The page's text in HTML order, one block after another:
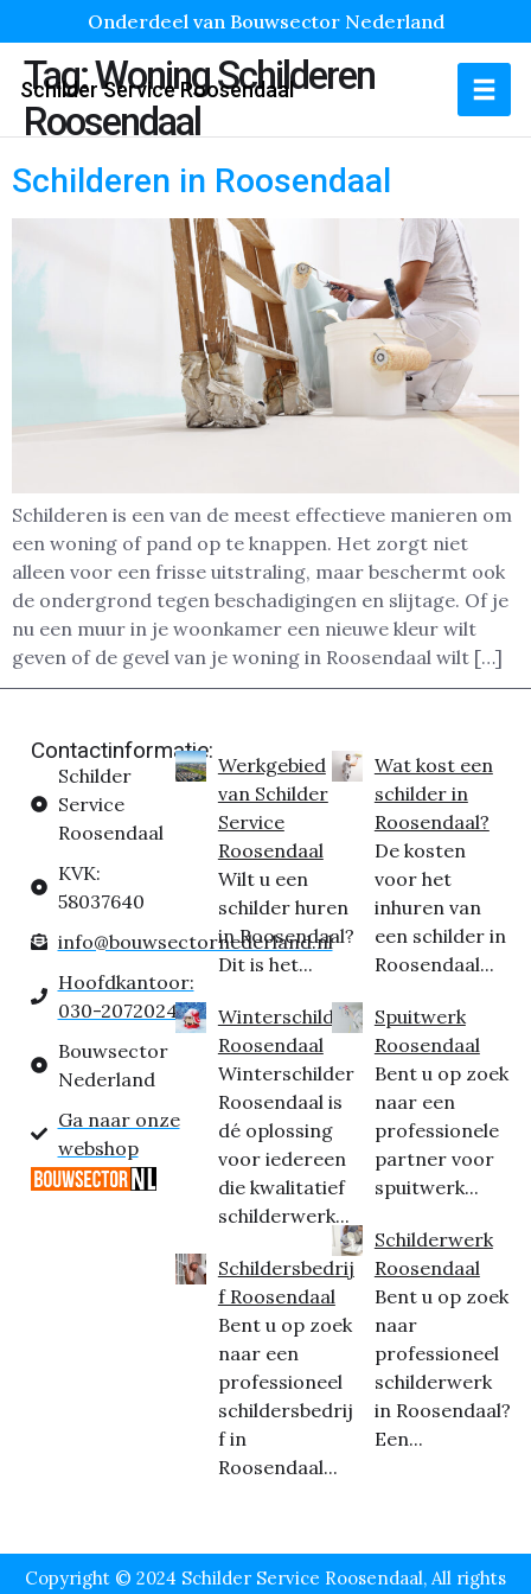
Onderdeel van Bouwsector Nederland
Schilder Service Roosendaal
Tag:Woning Schilderen
Roosendaal
Schilderen in Roosendaal
Schilderen is een van de meest effectieve manieren om
een woning of pand op te knappen. Het zorgt niet
alleen voor een frisse uitstraling, maar beschermt ook
de ondergrond tegen beschadigingen en slijtage. Of je
nu een muur in je woonkamer een nieuwe kleur wilt
geven of de gevel van je woning in Roosendaal wilt […]
Contactinformatie:
Schilder
Service
Roosendaal
KVK:
58037640
info@bouwsectornederland.nl
Hoofdkantoor:
030-2072024
Bouwsector
Nederland
Ga naar onze
webshop
Werkgebied
van Schilder
Service
Roosendaal
Wilt u een
schilder huren
in Roosendaal?
Dit is het...
Winterschilder
Roosendaal
Winterschilder
Roosendaal is
dé oplossing
voor iedereen
die kwalitatief
schilderwerk...
Schildersbedrij
f Roosendaal
Bent u op zoek
naar een
professioneel
schildersbedrij
f in
Roosendaal...
Wat kost een
schilder in
Roosendaal?
De kosten
voor het
inhuren van
een schilder in
Roosendaal...
Spuitwerk
Roosendaal
Bent u op zoek
naar een
professionele
partner voor
spuitwerk...
Schilderwerk
Roosendaal
Bent u op zoek
naar
professioneel
schilderwerk
in Roosendaal?
Een...
Copyright © 2024 Schilder Service Roosendaal, All rights